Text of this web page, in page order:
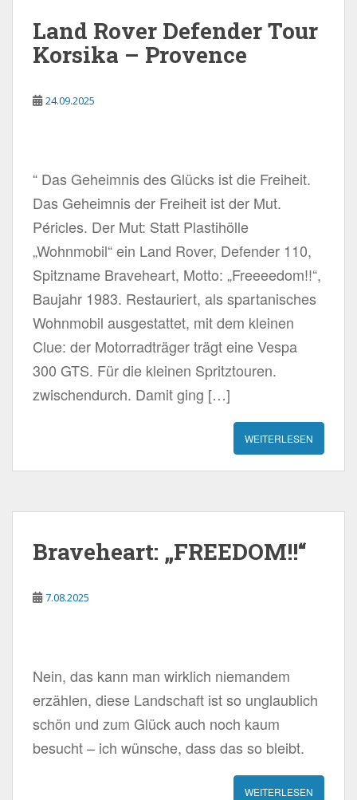
Land Rover Defender Tour
Korsika – Provence
24.09.2025
“ Das Geheimnis des Glücks ist die Freiheit.
Das Geheimnis der Freiheit ist der Mut.
Péricles. Der Mut: Statt Plastihölle
„Wohnmobil“ ein Land Rover, Defender 110,
Spitzname Braveheart, Motto: „Freeeedom!!“,
Baujahr 1983. Restauriert, als spartanisches
Wohnmobil ausgestattet, mit dem kleinen
Clue: der Motorradträger trägt eine Vespa
300 GTS. Für die kleinen Spritztouren.
zwischendurch. Damit ging […]
WEITERLESEN
Braveheart: „FREEDOM!!“
7.08.2025
Nein, das kann man wirklich niemandem
erzählen, diese Landschaft ist so unglaublich
schön und zum Glück auch noch kaum
besucht – ich wünsche, dass das so bleibt.
WEITERLESEN